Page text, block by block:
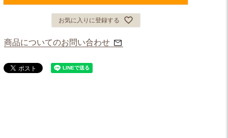
お気に入りに登録する
商品についてのお問い合わせ